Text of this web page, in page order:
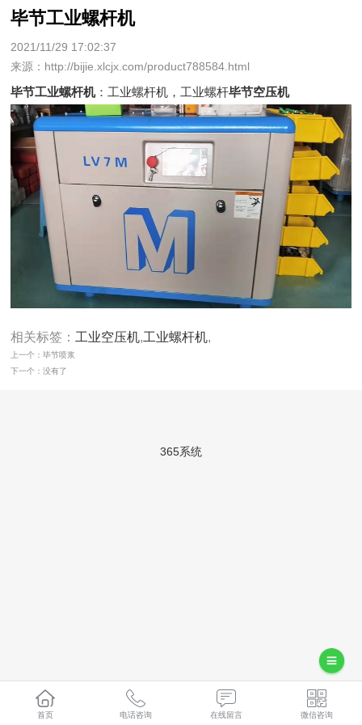
毕节工业螺杆机
2021/11/29 17:02:37
来源：http://bijie.xlcjx.com/product788584.html
毕节工业螺杆机：工业螺杆机，工业螺杆毕节空压机
相关标签： 工业空压机,工业螺杆机,
上一个：毕节喷浆
下一个：没有了
365系统
首页 电话咨询 在线留言 微信咨询